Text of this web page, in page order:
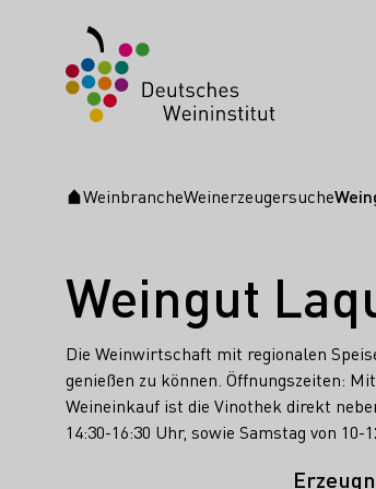
Startseite
WeinbrancheWeinerzeugersuche
Weingut
Die Weinwirtschaft mit regionalen
genießen zu können. Öffnungszeiten:
Weineinkauf ist die Vinothek direkt
14:30-16:30 Uhr, sowie Samstag von 10-